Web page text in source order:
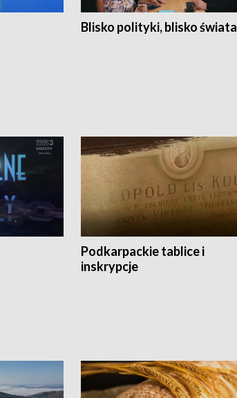
Blisko polityki, blisko świata
Podkarpackie tablice i
inskrypcje